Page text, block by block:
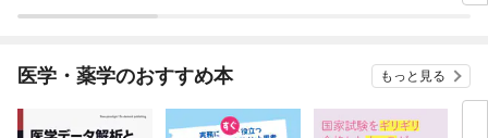
医学・薬学のおすすめ本 もっと見る